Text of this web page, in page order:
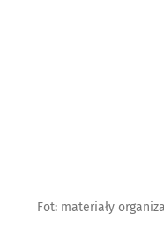
Fot: materiały